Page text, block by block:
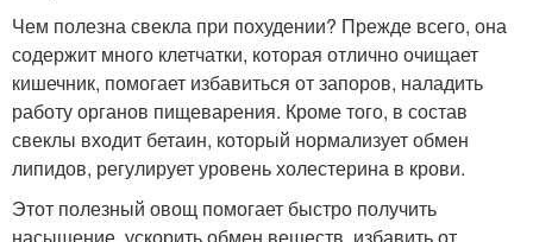
Чем полезна свекла при похудении? Прежде всего, она
содержит много клетчатки, которая отлично очищает
кишечник, помогает избавиться от запоров, наладить
работу органов пищеварения. Кроме того, в состав
свеклы входит бетаин, который нормализует обмен
липидов, регулирует уровень холестерина в крови.
Этот полезный овощ помогает быстро получить